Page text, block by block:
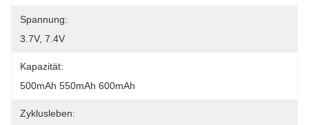
Spannung:
3.7V, 7.4V
Kapazität:
500mAh 550mAh 600mAh
Zyklusleben: